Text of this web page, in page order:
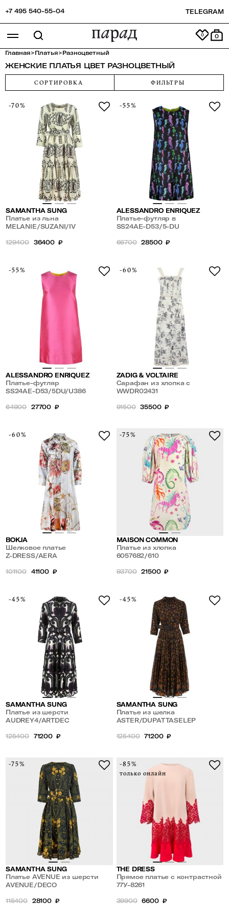
+7 495 540-55-04 TELEGRAM
0
Главная>Платья>Разноцветный
ЖЕНСКИЕ ПЛАТЬЯ ЦВЕТ РАЗНОЦВЕТНЫЙ
СОРТИРОВКА ФИЛЬТРЫ
-70%
SAMANTHA SUNG
Платье из льна
MELANIE/SUZANI/IV
129400 36400 ₽
-55%
ALESSANDRO ENRIQUEZ
Платье-футляр в
разноцветный принт
SS24AE-D53/5-DU
66700 28500 ₽
-55%
ALESSANDRO ENRIQUEZ
Платье-футляр
SS24AE-D53/5DU/U386
64900 27700 ₽
-60%
ZADIG & VOLTAIRE
Сарафан из хлопка с
кружевом
WWDR02431
91500 35500 ₽
-60%
BOKJA
Шелковое платье
Z-DRESS/AERA
101100 41100 ₽
-75%
MAISON COMMON
Платье из хлопка
6057682/610
93700 21500 ₽
-45%
SAMANTHA SUNG
Платье из шерсти
AUDREY4/ARTDEC
125400 71200 ₽
-45%
SAMANTHA SUNG
Платье из шелка
ASTER/DUPATTASELEP
125400 71200 ₽
-75%
SAMANTHA SUNG
Платье AVENUE из шерсти
AVENUE/DECO
115400 28100 ₽
-85%
только онлайн
THE DRESS
Прямое платье с контрастной
отделкой из кружева
77У-8261
39900 6600 ₽